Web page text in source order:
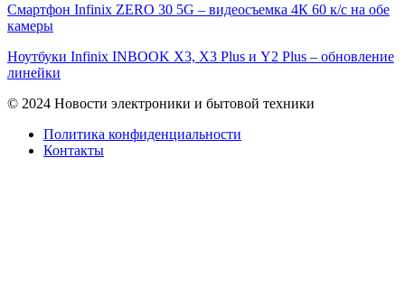
Смартфон Infinix ZERO 30 5G – видеосъемка 4К 60 к/с на обе
камеры
Ноутбуки Infinix INBOOK X3, X3 Plus и Y2 Plus – обновление
линейки
© 2024 Новости электроники и бытовой техники
Политика конфиденциальности
Контакты